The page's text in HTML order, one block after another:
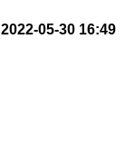
2022-05-30 16:49